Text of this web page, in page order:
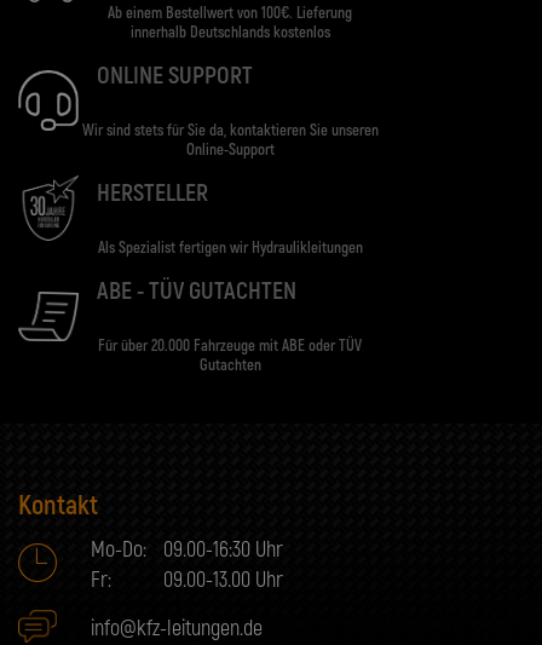
Ab einem Bestellwert von 100€. Lieferung
innerhalb Deutschlands kostenlos
ONLINE SUPPORT
Wir sind stets für Sie da, kontaktieren Sie unseren
Online-Support
HERSTELLER
Als Spezialist fertigen wir Hydraulikleitungen
ABE - TÜV GUTACHTEN
Für über 20.000 Fahrzeuge mit ABE oder TÜV
Gutachten
Kontakt
Mo-Do:
09.00-16:30 Uhr
Fr:
09.00-13.00 Uhr
info@kfz-leitungen.de